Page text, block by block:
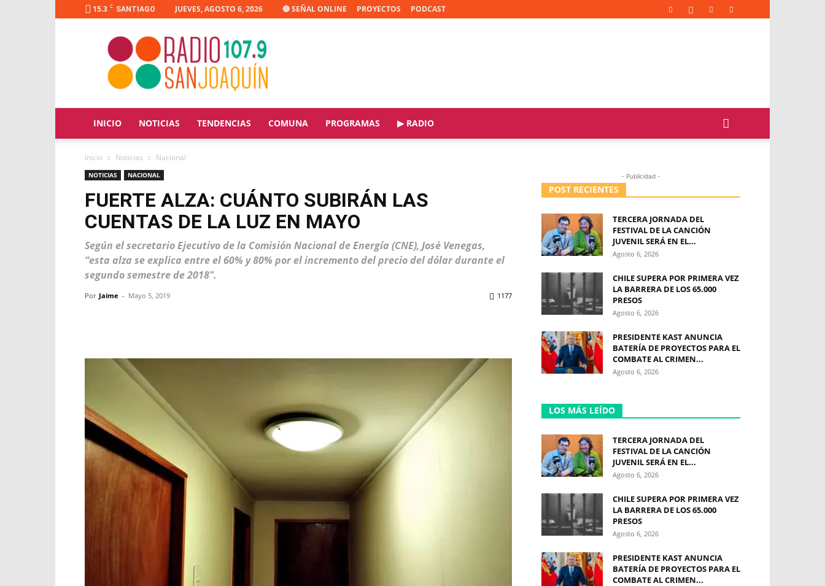
15.3 C SANTIAGO JUEVES, AGOSTO 6, 2026 🔴 SEÑAL ONLINE PROYECTOS PODCAST
Radio
Joaquín
INICIO NOTICIAS TENDENCIAS COMUNA PROGRAMAS ▶ RADIO
Inicio Noticias Nacional
NOTICIAS NACIONAL
FUERTE ALZA: CUÁNTO SUBIRÁN LAS
CUENTAS DE LA LUZ EN MAYO
Según el secretario Ejecutivo de la Comisión Nacional de Energía (CNE), José Venegas,
“esta alza se explica entre el 60% y 80% por el incremento del precio del dólar durante el
segundo semestre de 2018".
Por Jaime - Mayo 5, 2019 1177
- Publicidad -
POST RECIENTES
TERCERA JORNADA DEL
FESTIVAL DE LA CANCIÓN
JUVENIL SERÁ EN EL...
Agosto 6, 2026
CHILE SUPERA POR PRIMERA VEZ
LA BARRERA DE LOS 65.000
PRESOS
Agosto 6, 2026
PRESIDENTE KAST ANUNCIA
BATERÍA DE PROYECTOS PARA EL
COMBATE AL CRIMEN...
Agosto 6, 2026
LOS MÁS LEÍDO
TERCERA JORNADA DEL
FESTIVAL DE LA CANCIÓN
JUVENIL SERÁ EN EL...
Agosto 6, 2026
CHILE SUPERA POR PRIMERA VEZ
LA BARRERA DE LOS 65.000
PRESOS
Agosto 6, 2026
PRESIDENTE KAST ANUNCIA
BATERÍA DE PROYECTOS PARA EL
COMBATE AL CRIMEN...